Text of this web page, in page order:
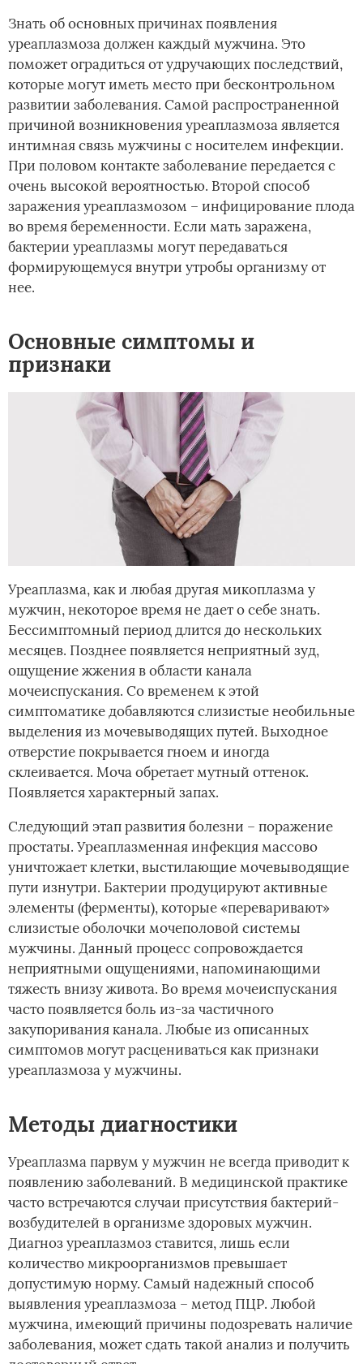
Знать об основных причинах появления
уреаплазмоза должен каждый мужчина. Это
поможет оградиться от удручающих последствий,
которые могут иметь место при бесконтрольном
развитии заболевания. Самой распространенной
причиной возникновения уреаплазмоза является
интимная связь мужчины с носителем инфекции.
При половом контакте заболевание передается с
очень высокой вероятностью. Второй способ
заражения уреаплазмозом – инфицирование плода
во время беременности. Если мать заражена,
бактерии уреаплазмы могут передаваться
формирующемуся внутри утробы организму от
нее.
Основные симптомы и
признаки
Уреаплазма, как и любая другая микоплазма у
мужчин, некоторое время не дает о себе знать.
Бессимптомный период длится до нескольких
месяцев. Позднее появляется неприятный зуд,
ощущение жжения в области канала
мочеиспускания. Со временем к этой
симптоматике добавляются слизистые необильные
выделения из мочевыводящих путей. Выходное
отверстие покрывается гноем и иногда
склеивается. Моча обретает мутный оттенок.
Появляется характерный запах.
Следующий этап развития болезни – поражение
простаты. Уреаплазменная инфекция массово
уничтожает клетки, выстилающие мочевыводящие
пути изнутри. Бактерии продуцируют активные
элементы (ферменты), которые «переваривают»
слизистые оболочки мочеполовой системы
мужчины. Данный процесс сопровождается
неприятными ощущениями, напоминающими
тяжесть внизу живота. Во время мочеиспускания
часто появляется боль из-за частичного
закупоривания канала. Любые из описанных
симптомов могут расцениваться как признаки
уреаплазмоза у мужчины.
Методы диагностики
Уреаплазма парвум у мужчин не всегда приводит к
появлению заболеваний. В медицинской практике
часто встречаются случаи присутствия бактерий-
возбудителей в организме здоровых мужчин.
Диагноз уреаплазмоз ставится, лишь если
количество микроорганизмов превышает
допустимую норму. Самый надежный способ
выявления уреаплазмоза – метод ПЦР. Любой
мужчина, имеющий причины подозревать наличие
заболевания, может сдать такой анализ и получить